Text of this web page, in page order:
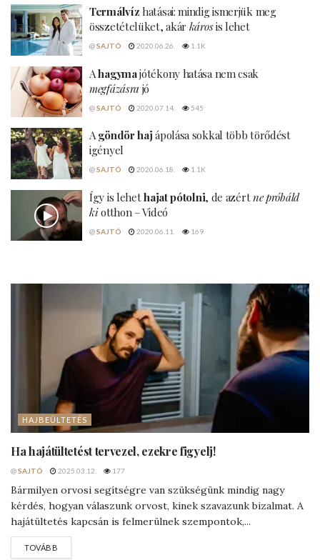
Termálvíz hatásai: mindig ismerjük meg
összetételüket, akár károsis lehet
@SAJTÓ 2020.06.26. 1.1K
Ahagymajótékony hatása nem csak
megfázásra jó
@SAJTÓ 2020.07.14. 545
Agöndör haj ápolása sokkal több törődést
igényel
@SAJTÓ 2020.06.18. 1.1K
Így is lehethajat pótolni, de azértne próbáld
kiotthon – Videó
@SAJTÓ 2020.06.11. 169
HAJBEÜLTETÉS
Ha hajátültetést tervezel, ezekre figyelj!
@SAJTÓ 2025.03.12. 177
Bármilyen orvosi segítségre van szükségünk mindig nagy
kérdés, hogyan válaszunk orvost, kinek szavazunk bizalmat. A
hajátültetés kapcsán is felmerülnek szempontok,...
TOVÁBB